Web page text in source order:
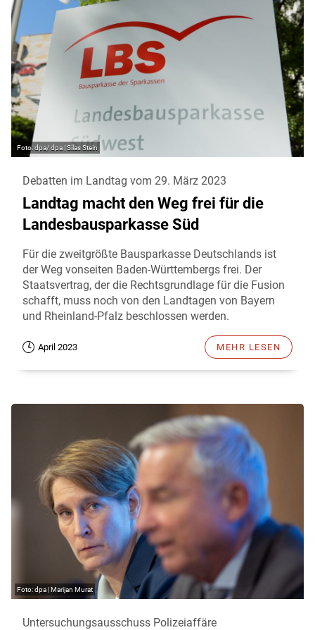
dpa/ dpa | Silas Stein
Debatten im Landtag vom 29. März 2023
Landtag macht den Weg frei für die
Landesbausparkasse Süd
Für die zweitgrößte Bausparkasse Deutschlands ist
der Weg vonseiten Baden-Württembergs frei. Der
Staatsvertrag, der die Rechtsgrundlage für die Fusion
schafft, muss noch von den Landtagen von Bayern
und Rheinland-Pfalz beschlossen werden.
April 2023 MEHR LESEN
dpa | Marijan Murat
Untersuchungsausschuss Polizeiaffäre